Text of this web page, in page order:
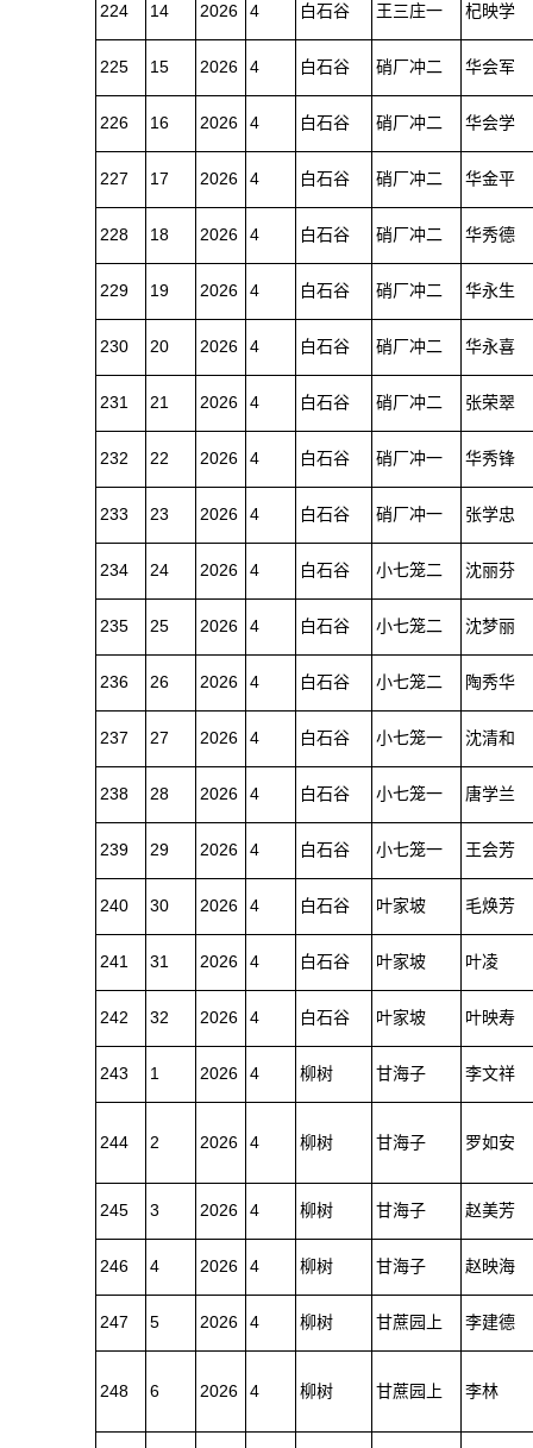
224 14 2026 4 白石谷 王三庄一 杞映学
225 15 2026 4 白石谷 硝厂冲二 华会军
226 16 2026 4 白石谷 硝厂冲二 华会学
227 17 2026 4 白石谷 硝厂冲二 华金平
228 18 2026 4 白石谷 硝厂冲二 华秀德
229 19 2026 4 白石谷 硝厂冲二 华永生
230 20 2026 4 白石谷 硝厂冲二 华永喜
231 21 2026 4 白石谷 硝厂冲二 张荣翠
232 22 2026 4 白石谷 硝厂冲一 华秀锋
233 23 2026 4 白石谷 硝厂冲一 张学忠
234 24 2026 4 白石谷 小七笼二 沈丽芬
235 25 2026 4 白石谷 小七笼二 沈梦丽
236 26 2026 4 白石谷 小七笼二 陶秀华
237 27 2026 4 白石谷 小七笼一 沈清和
238 28 2026 4 白石谷 小七笼一 唐学兰
239 29 2026 4 白石谷 小七笼一 王会芳
240 30 2026 4 白石谷 叶家坡 毛焕芳
241 31 2026 4 白石谷 叶家坡 叶凌
242 32 2026 4 白石谷 叶家坡 叶映寿
243 1 2026 4 柳树 甘海子 李文祥
244 2 2026 4 柳树 甘海子 罗如安
245 3 2026 4 柳树 甘海子 赵美芳
246 4 2026 4 柳树 甘海子 赵映海
247 5 2026 4 柳树 甘蔗园上 李建德
248 6 2026 4 柳树 甘蔗园上 李林